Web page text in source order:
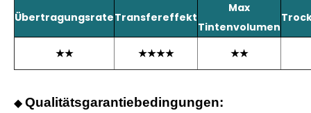
ÜbertragungsrateTransfereffekt
Max
Tintenvolumen
★★ ★★★★ ★★
◆ Qualitätsgarantiebedingungen: